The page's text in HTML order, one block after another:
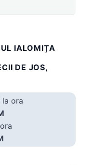
IALOMIȚA
DE JOS,
la ora